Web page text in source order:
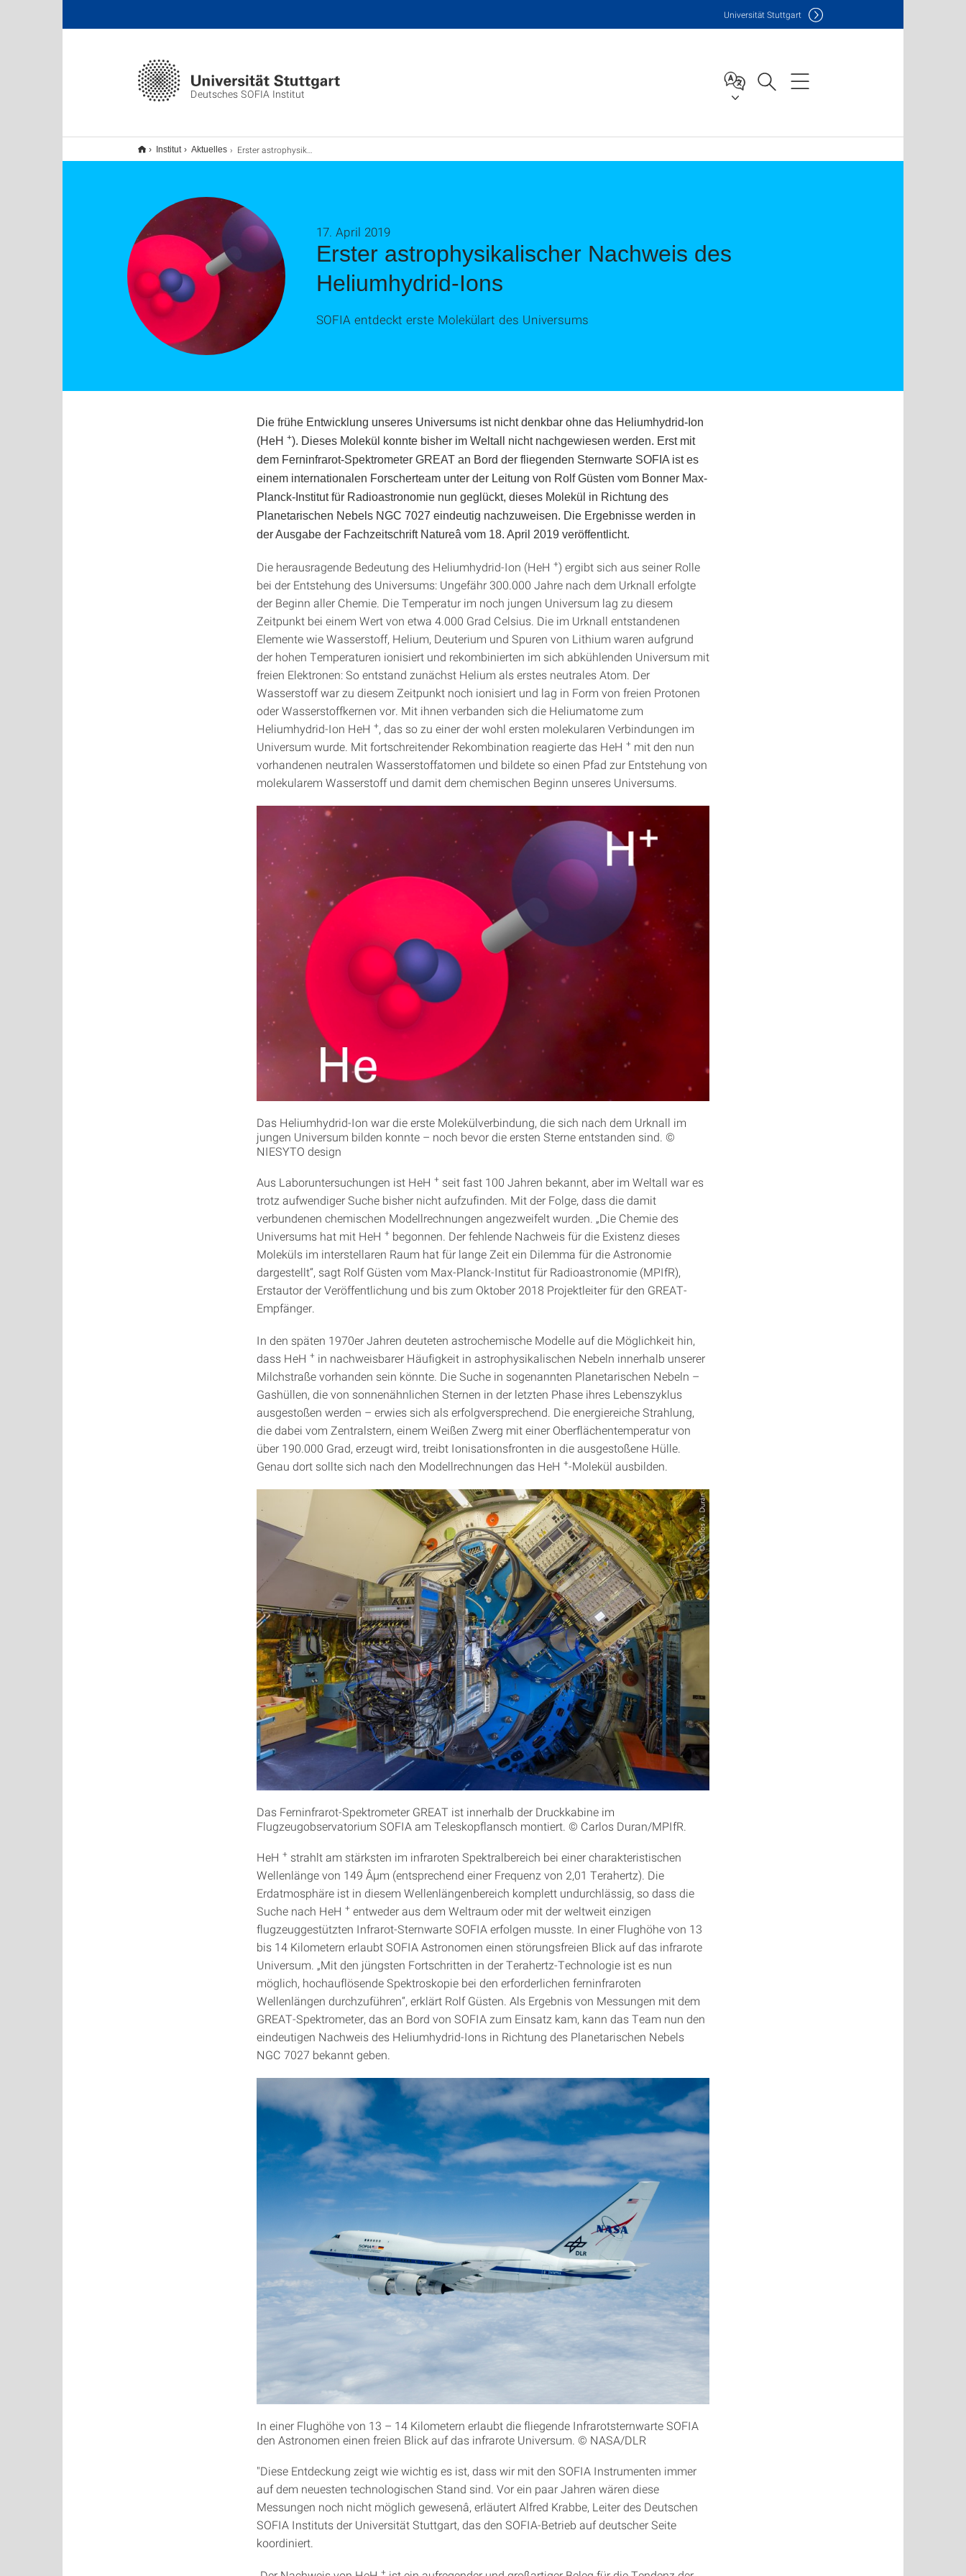
Deutsches SOFIA Institut
Universität Stuttgart
Institut Aktuelles Erster astrophysikalischer Nachweis des Heliumhydrid-Ions
Erster astrophysikalischer Nachweis des
Heliumhydrid-Ions
17. April 2019
SOFIA entdeckt erste Molekülart des Universums
Die frühe Entwicklung unseres Universums ist nicht denkbar ohne das Heliumhydrid-Ion
(HeH +). Dieses Molekül konnte bisher im Weltall nicht nachgewiesen werden. Erst mit
dem Ferninfrarot-Spektrometer GREAT an Bord der fliegenden Sternwarte SOFIA ist es
einem internationalen Forscherteam unter der Leitung von Rolf Güsten vom Bonner Max-
Planck-Institut für Radioastronomie nun geglückt, dieses Molekül in Richtung des
Planetarischen Nebels NGC 7027 eindeutig nachzuweisen. Die Ergebnisse werden in
der Ausgabe der Fachzeitschrift Natureâ vom 18. April 2019 veröffentlicht.
Die herausragende Bedeutung des Heliumhydrid-Ion (HeH +) ergibt sich aus seiner Rolle
bei der Entstehung des Universums: Ungefähr 300.000 Jahre nach dem Urknall erfolgte
der Beginn aller Chemie. Die Temperatur im noch jungen Universum lag zu diesem
Zeitpunkt bei einem Wert von etwa 4.000 Grad Celsius. Die im Urknall entstandenen
Elemente wie Wasserstoff, Helium, Deuterium und Spuren von Lithium waren aufgrund
der hohen Temperaturen ionisiert und rekombinierten im sich abkühlenden Universum mit
freien Elektronen: So entstand zunächst Helium als erstes neutrales Atom. Der
Wasserstoff war zu diesem Zeitpunkt noch ionisiert und lag in Form von freien Protonen
oder Wasserstoffkernen vor. Mit ihnen verbanden sich die Heliumatome zum
Heliumhydrid-Ion HeH +, das so zu einer der wohl ersten molekularen Verbindungen im
Universum wurde. Mit fortschreitender Rekombination reagierte das HeH + mit den nun
vorhandenen neutralen Wasserstoffatomen und bildete so einen Pfad zur Entstehung von
molekularem Wasserstoff und damit dem chemischen Beginn unseres Universums.
Das Heliumhydrid-Ion war die erste Molekülverbindung, die sich nach dem Urknall im
jungen Universum bilden konnte – noch bevor die ersten Sterne entstanden sind. ©
NIESYTO design
Aus Laboruntersuchungen ist HeH + seit fast 100 Jahren bekannt, aber im Weltall war es
trotz aufwendiger Suche bisher nicht aufzufinden. Mit der Folge, dass die damit
verbundenen chemischen Modellrechnungen angezweifelt wurden. „Die Chemie des
Universums hat mit HeH + begonnen. Der fehlende Nachweis für die Existenz dieses
Moleküls im interstellaren Raum hat für lange Zeit ein Dilemma für die Astronomie
dargestellt“, sagt Rolf Güsten vom Max-Planck-Institut für Radioastronomie (MPIfR),
Erstautor der Veröffentlichung und bis zum Oktober 2018 Projektleiter für den GREAT-
Empfänger.
In den späten 1970er Jahren deuteten astrochemische Modelle auf die Möglichkeit hin,
dass HeH + in nachweisbarer Häufigkeit in astrophysikalischen Nebeln innerhalb unserer
Milchstraße vorhanden sein könnte. Die Suche in sogenannten Planetarischen Nebeln –
Gashüllen, die von sonnenähnlichen Sternen in der letzten Phase ihres Lebenszyklus
ausgestoßen werden – erwies sich als erfolgversprechend. Die energiereiche Strahlung,
die dabei vom Zentralstern, einem Weißen Zwerg mit einer Oberflächentemperatur von
über 190.000 Grad, erzeugt wird, treibt Ionisationsfronten in die ausgestoßene Hülle.
Genau dort sollte sich nach den Modellrechnungen das HeH +-Molekül ausbilden.
Das Ferninfrarot-Spektrometer GREAT ist innerhalb der Druckkabine im
Flugzeugobservatorium SOFIA am Teleskopflansch montiert. © Carlos Duran/MPIfR.
HeH + strahlt am stärksten im infraroten Spektralbereich bei einer charakteristischen
Wellenlänge von 149 Âµm (entsprechend einer Frequenz von 2,01 Terahertz). Die
Erdatmosphäre ist in diesem Wellenlängenbereich komplett undurchlässig, so dass die
Suche nach HeH + entweder aus dem Weltraum oder mit der weltweit einzigen
flugzeuggestützten Infrarot-Sternwarte SOFIA erfolgen musste. In einer Flughöhe von 13
bis 14 Kilometern erlaubt SOFIA Astronomen einen störungsfreien Blick auf das infrarote
Universum. „Mit den jüngsten Fortschritten in der Terahertz-Technologie ist es nun
möglich, hochauflösende Spektroskopie bei den erforderlichen ferninfraroten
Wellenlängen durchzuführen“, erklärt Rolf Güsten. Als Ergebnis von Messungen mit dem
GREAT-Spektrometer, das an Bord von SOFIA zum Einsatz kam, kann das Team nun den
eindeutigen Nachweis des Heliumhydrid-Ions in Richtung des Planetarischen Nebels
NGC 7027 bekannt geben.
In einer Flughöhe von 13 – 14 Kilometern erlaubt die fliegende Infrarotsternwarte SOFIA
den Astronomen einen freien Blick auf das infrarote Universum. © NASA/DLR
"Diese Entdeckung zeigt wie wichtig es ist, dass wir mit den SOFIA Instrumenten immer
auf dem neuesten technologischen Stand sind. Vor ein paar Jahren wären diese
Messungen noch nicht möglich gewesenâ, erläutert Alfred Krabbe, Leiter des Deutschen
SOFIA Instituts der Universität Stuttgart, das den SOFIA-Betrieb auf deutscher Seite
koordiniert.
+